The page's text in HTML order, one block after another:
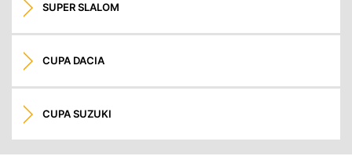
SUPER SLALOM
CUPA DACIA
CUPA SUZUKI